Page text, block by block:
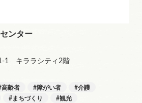
ンター
1 キララシティ2階
高齢者 障がい者
介護
まちづくり
観光